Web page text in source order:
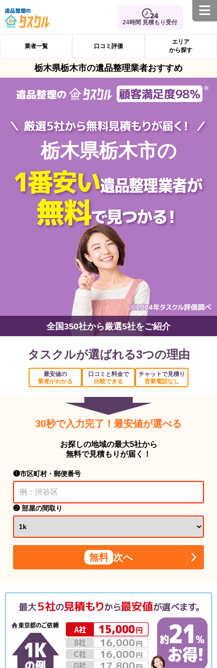
24時間 見積もり受付
業者一覧 口コミ評価
エリア
から探す
栃木県栃木市の遺品整理業者おすすめ
栃木県栃木市の
全国350社から厳選5社をご紹介
タスクルが選ばれる3つの理由
最安値の
業者がわかる
口コミと料金で
比較できる
チャットで見積り
営業電話なし
30秒で入力完了！最安値が選べる
お探しの地域の最大5社から
無料で見積もりが届く！
❶市区町村・郵便番号
❷ 部屋の間取り
無料 次へ